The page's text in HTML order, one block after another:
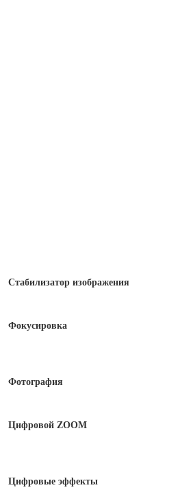
Стабилизатор изображения
Фокусировка
Фотография
Цифровой ZOOM
Цифровые эффекты